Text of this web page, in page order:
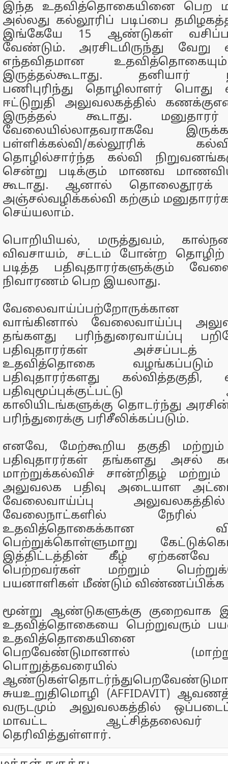
இந்த உதவித்தொகையினை பெற
அல்லது கல்லூரிப் படிப்பை
இங்கேயே 15 ஆண்டுகள்
வேண்டும். அரசிடமிருந்து வேறு
எந்தவிதமான
இருத்தல்கூடாது. தனியார்
பணிபுரிந்து தொழிலாளர் பொது
ஈட்டுறுதி அலுவலகத்தில்
இருத்தல் கூடாது. மனுதாரர்
வேலையில்லாதவராகவே
பள்ளிக்கல்வி/கல்லூரிக்
தொழில்சார்ந்த கல்வி
சென்று படிக்கும் மாணவ
கூடாது. ஆனால் தொலைதூரக்
அஞ்சல்வழிக்கல்வி கற்கும்
செய்யலாம்.
பொறியியல், மருத்துவம்,
விவசாயம், சட்டம் போன்ற தொழிற்
படித்த பதிவுதாரர்களுக்கும்
நிவாரணம் பெற இயலாது.
வேலைவாய்ப்பற்றோருக்கான
வாங்கினால் வேலைவாய்ப்பு
தங்களது பரிந்துரைவாய்ப்பு
பதிவுதாரர்கள் அச்சப்படத்
உதவித்தொகை வழங்கப்படும்
பதிவுதாரர்களது
பதிவுமூப்புக்குட்பட்டு
காலியிடங்களுக்கு தொடர்ந்து அரசின்
பரிந்துரைக்கு பரிசீலிக்கப்படும்.
எனவே, மேற்கூறிய தகுதி மற்றும்
பதிவுதாரர்கள் தங்களது அசல்
மாற்றுக்கல்விச் சான்றிதழ்
அலுவலக பதிவு அடையாள
வேலைவாய்ப்பு
வேலைநாட்களில் நேரில்
உதவித்தொகைக்கான
பெற்றுக்கொள்ளுமாறு
இத்திட்டத்தின் கீழ் ஏற்கனவே
பெற்றவர்கள் மற்றும்
பயனாளிகள் மீண்டும்
மூன்று ஆண்டுகளுக்கு குறைவாக
உதவித்தொகையை பெற்றுவரும்
உதவித்தொகையினை
பெறவேண்டுமானால்
சுயஉறுதிமொழி (AFFIDAVIT)
வருடமும் அலுவலகத்தில்
மாவட்ட ஆட்சித்தலைவர்
தெரிவித்துள்ளார்.